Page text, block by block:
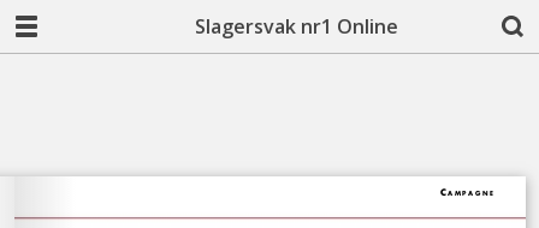
Slagersvak nr1 Online